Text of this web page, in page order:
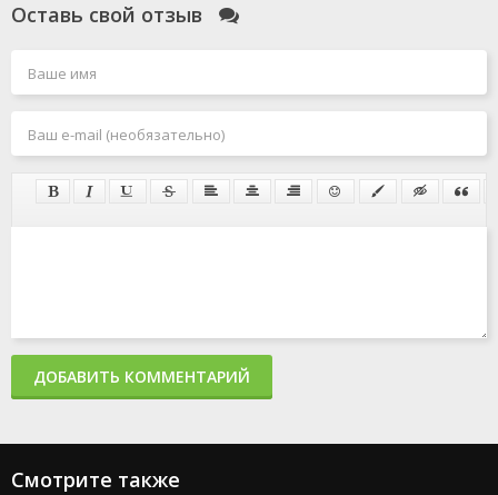
Оставь свой отзыв
ДОБАВИТЬ КОММЕНТАРИЙ
Смотрите также